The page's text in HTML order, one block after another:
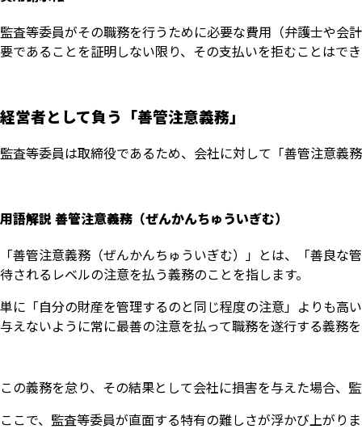
監査等委員がその職務を行うために必要な費用（弁護士や会
要であることを証明しない限り、その支払いを拒むことはで
経営者として負う「善管注意義務」
監査等委員は取締役であるため、会社に対して「善管注意義
用語解説 善管注意義務（ぜんかんちゅういぎむ）
「善管注意義務（ぜんかんちゅういぎむ）」とは、「善良
待されるレベルの注意を払う義務のことを指します。
単に「自分の財産を管理するのと同じ程度の注意」よりも高
与えないように常に最善の注意を払って職務を遂行する義務
この義務を怠り、その結果として会社に損害を与えた場合、
ここで、監査等委員が直面する特有の難しさが浮かび上がり